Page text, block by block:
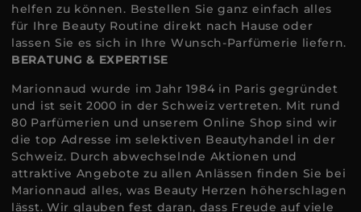
helfen zu können. Bestellen Sie ganz einfach alles
für Ihre Beauty Routine direkt nach Hause oder
lassen Sie es sich in Ihre Wunsch-Parfümerie liefern.
BERATUNG & EXPERTISE
Marionnaud wurde im Jahr 1984 in Paris gegründet
und ist seit 2000 in der Schweiz vertreten. Mit rund
80 Parfümerien und unserem Online Shop sind wir
die top Adresse im selektiven Beautyhandel in der
Schweiz. Durch abwechselnde Aktionen und
attraktive Angebote zu allen Anlässen finden Sie bei
Marionnaud alles, was Beauty Herzen höherschlagen
lässt. Wir glauben fest daran, dass Freude auf viele